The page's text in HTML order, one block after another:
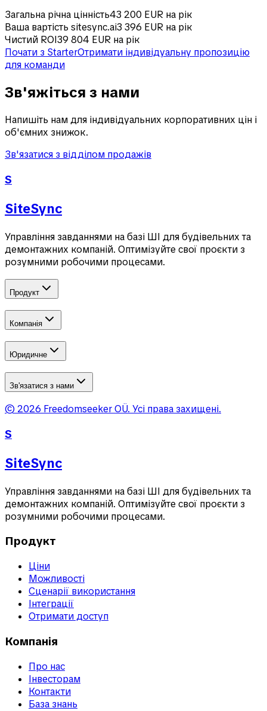
Загальна річна цінність43 200 EUR на рік
Ваша вартість sitesync.ai3 396 EUR на рік
Чистий ROI39 804 EUR на рік
Почати з StarterОтримати індивідуальну пропозицію
для команди
Зв'яжіться з нами
Напишіть нам для індивідуальних корпоративних цін і
об'ємних знижок.
Зв'язатися з відділом продажів
S
SiteSync
Управління завданнями на базі ШІ для будівельних та
демонтажних компаній. Оптимізуйте свої проєкти з
розумними робочими процесами.
Продукт
Компанія
Юридичне
Зв'язатися з нами
© 2026 Freedomseeker OÜ. Усі права захищені.
S
SiteSync
Управління завданнями на базі ШІ для будівельних та
демонтажних компаній. Оптимізуйте свої проєкти з
розумними робочими процесами.
Продукт
Ціни
Можливості
Сценарії використання
Інтеграції
Отримати доступ
Компанія
Про нас
Інвесторам
Контакти
База знань